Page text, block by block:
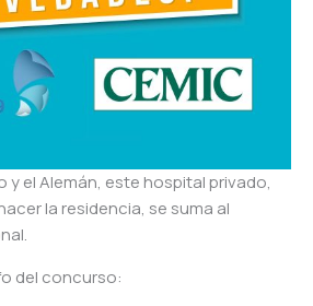
y el Alemán, este hospital privado,
la residencia, se suma al
del concurso: